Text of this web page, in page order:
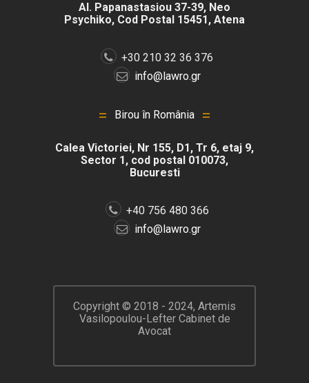
Al. Papanastasiou 37-39, Neo
Psychiko, Cod Postal 15451, Atena
+30 210 32 36 376
info@lawro.gr
Birou în România
Calea Victoriei, Nr 155, D1, Tr 6, etaj 9,
Sector 1, cod postal 010073,
Bucuresti
+40 756 480 366
info@lawro.gr
Copyright © 2018 - 2024, Artemis
Vasilopoulou-Lefter Cabinet de
Avocat